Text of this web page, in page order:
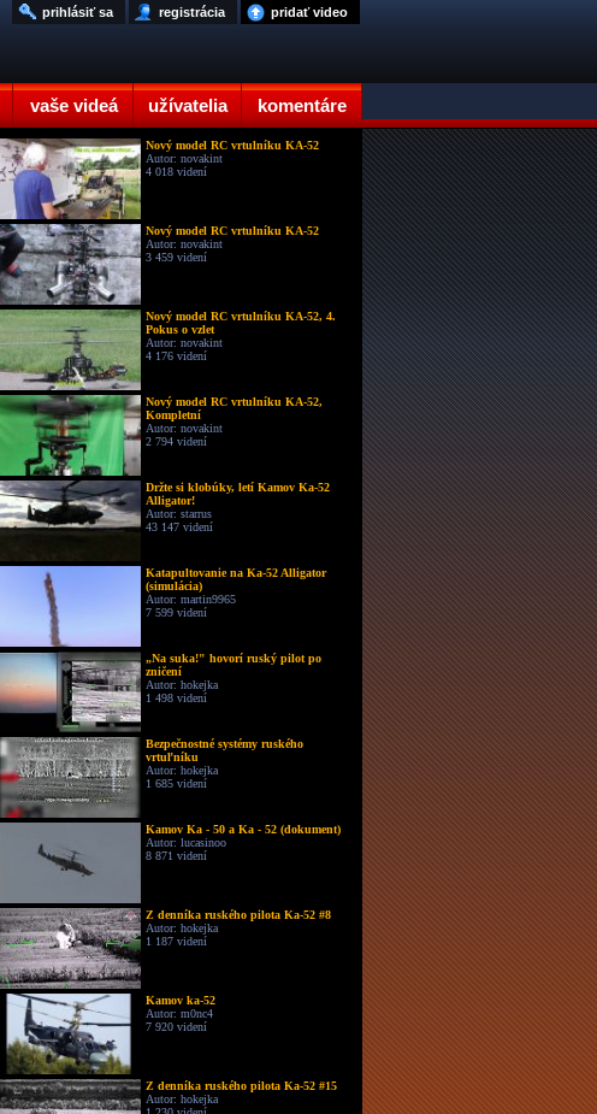
vaše videá užívatelia komentáre
pridať video
registrácia
prihlásiť sa
Nový model RC vrtulníku KA-52
Autor: novakint
4 018 videní
Nový model RC vrtulníku KA-52
Autor: novakint
3 459 videní
Nový model RC vrtulníku KA-52, 4.
Pokus o vzlet
Autor: novakint
4 176 videní
Nový model RC vrtulníku KA-52,
Kompletní
Autor: novakint
2 794 videní
Držte si klobúky, letí Kamov Ka-52
Alligator!
Autor: starrus
43 147 videní
Katapultovanie na Ka-52 Alligator
(simulácia)
Autor: martin9965
7 599 videní
„Na suka!" hovorí ruský pilot po
zničení
Autor: hokejka
1 498 videní
Bezpečnostné systémy ruského
vrtuľníku
Autor: hokejka
1 685 videní
Kamov Ka - 50 a Ka - 52 (dokument)
Autor: lucasinoo
8 871 videní
Z denníka ruského pilota Ka-52 #8
Autor: hokejka
1 187 videní
Kamov ka-52
Autor: m0nc4
7 920 videní
Z denníka ruského pilota Ka-52 #15
Autor: hokejka